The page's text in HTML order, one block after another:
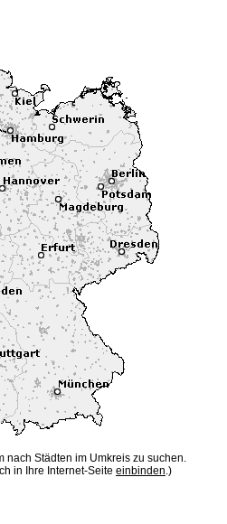
nach Städten im Umkreis zu suchen.
in Ihre Internet-Seite einbinden.)